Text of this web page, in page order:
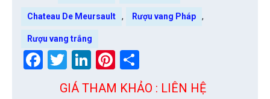
Chateau De Meursault , Rượu vang Pháp ,
Rượu vang trắng
Facebook
Twitter
LinkedIn
Pinterest
GIÁ THAM KHẢO : LIÊN HỆ